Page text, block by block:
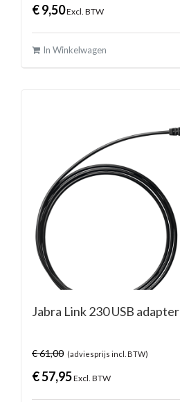
€9,50Excl. BTW
In Winkelwagen
Jabra Link 230 USB adapter
€61,00 (adviesprijs incl. BTW)
€57,95Excl. BTW